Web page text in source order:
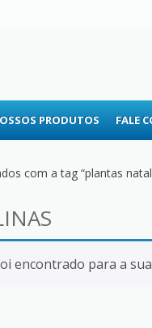
PRODUTOS FALE
com a tag “plantas
encontrado para a sua